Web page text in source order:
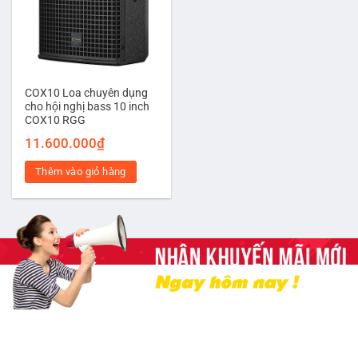
COX10 Loa chuyên dụng
cho hội nghị bass 10 inch
COX10 RGG
11.600.000₫
Thêm vào giỏ hàng